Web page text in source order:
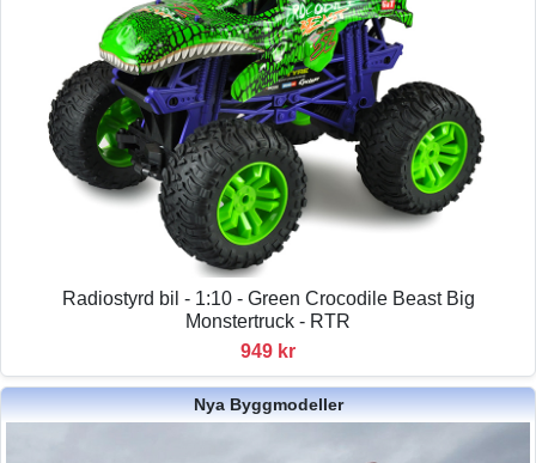
Radiostyrd bil - 1:10 - Green Crocodile Beast Big
Monstertruck - RTR
949 kr
Nya Byggmodeller